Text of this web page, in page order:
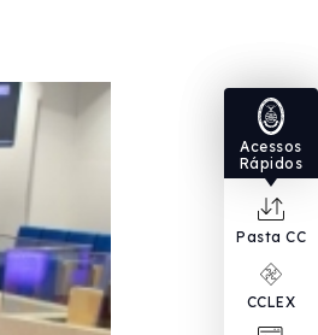
Acessos
Rápidos
Pasta CC
CCLEX